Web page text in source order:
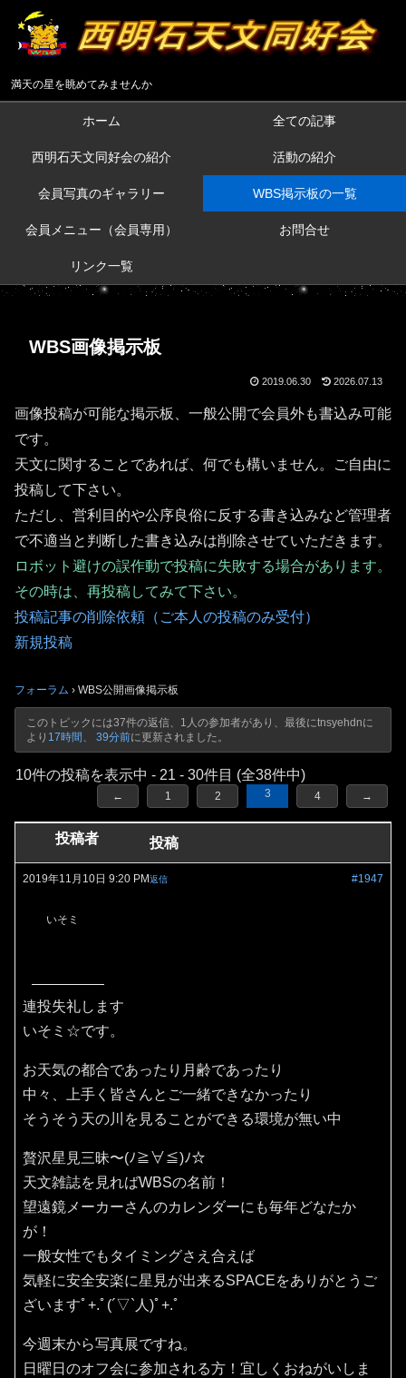
満天の星を眺めてみませんか
ホーム 全ての記事
西明石天文同好会の紹介 活動の紹介
会員写真のギャラリー WBS掲示板の一覧
会員メニュー（会員専用） お問合せ
リンク一覧
WBS画像掲示板
2019.06.30 2026.07.13
画像投稿が可能な掲示板、一般公開で会員外も書込み可能
です。
天文に関することであれば、何でも構いません。ご自由に
投稿して下さい。
ただし、営利目的や公序良俗に反する書き込みなど管理者
で不適当と判断した書き込みは削除させていただきます。
ロボット避けの誤作動で投稿に失敗する場合があります。
その時は、再投稿してみて下さい。
投稿記事の削除依頼（ご本人の投稿のみ受付）
新規投稿
フォーラム › WBS公開画像掲示板
このトピックには37件の返信、1人の参加者があり、最後にtnsyehdnに
より 17時間、 39分前に更新されました。
10件の投稿を表示中 - 21 - 30件目 (全38件中)
← 1 2 3 4 →
投稿者 投稿
2019年11月10日 9:20 PM #1947
返信
いそミ
連投失礼します
いそミ☆です。
お天気の都合であったり月齢であったり
中々、上手く皆さんとご一緒できなかったり
そうそう天の川を見ることができる環境が無い中
贅沢星見三昧〜(ﾉ≧∀≦)ﾉ☆
天文雑誌を見ればWBSの名前！
望遠鏡メーカーさんのカレンダーにも毎年どなたか
が！
一般女性でもタイミングさえ合えば
気軽に安全安楽に星見が出来るSPACEをありがとうご
ざいますﾟ+.ﾟ(´▽`人)ﾟ+.ﾟ
今週末から写真展ですね。
日曜日のオフ会に参加される方！宜しくおねがいしま